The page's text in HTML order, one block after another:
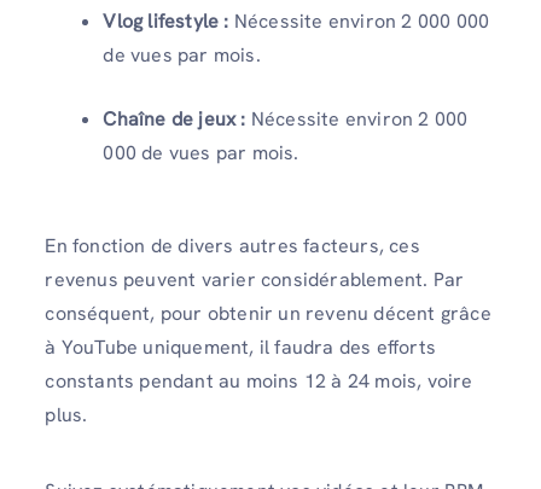
Vlog lifestyle : Nécessite environ 2 000 000
de vues par mois.
Chaîne de jeux : Nécessite environ 2 000
000 de vues par mois.
En fonction de divers autres facteurs, ces
revenus peuvent varier considérablement. Par
conséquent, pour obtenir un revenu décent grâce
à YouTube uniquement, il faudra des efforts
constants pendant au moins 12 à 24 mois, voire
plus.